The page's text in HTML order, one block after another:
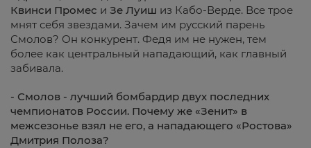
Квинси Промес и Зе Луиш из Кабо-Верде. Все трое
мнят себя звездами. Зачем им русский парень
Смолов? Он конкурент. Федя им не нужен, тем
более как центральный нападающий, как главный
забивала.
- Смолов - лучший бомбардир двух последних
чемпионатов России. Почему же «Зенит» в
межсезонье взял не его, а нападающего «Ростова»
Дмитрия Полоза?